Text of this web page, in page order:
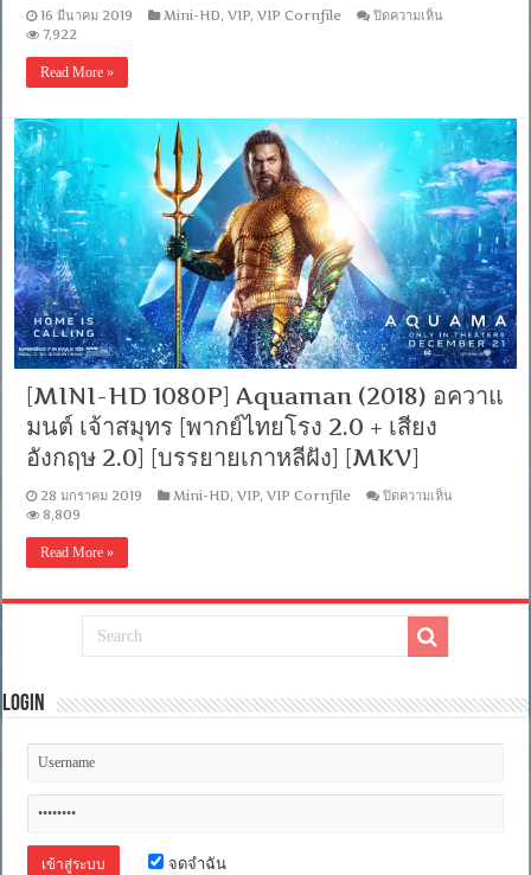
ไทย
Blu-
Ray
คม
ชัด]
[MASTER]
[MKV]
16 มีนาคม 2019 Mini-HD,VIP,VIP Cornfile ปิดความเห็น
อค
วา
แมน
เจ้า
สมุทร
[พากย์
ไทย
โรง
อังกฤษ]
[บรรยาย
ไทย
iTune
+
PGS
7,922
Read More »
[MINI-HD 1080P] Aquaman (2018) อควาแ​
มนต์ เจ้าสมุทร [พากย์ไทยโรง 2.0 + เสียง
อังกฤษ 2.0] [บรรยายเกาหลีฝัง] [MKV]
28 มกราคม 2019 Mini-HD,VIP,VIP Cornfile ปิดความเห็นบน
อค
[พากย์
โรง
8,809
Read More »
Login
จดจำฉัน